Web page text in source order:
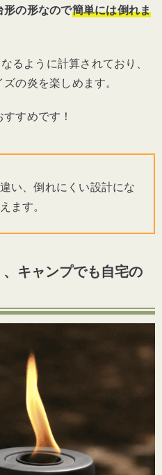
形の形なので簡単には倒れま
るように計算されており、
の炎を楽しめます。
すめです！
い、倒れにくい設計にな
ます。
キャンプでも自宅の